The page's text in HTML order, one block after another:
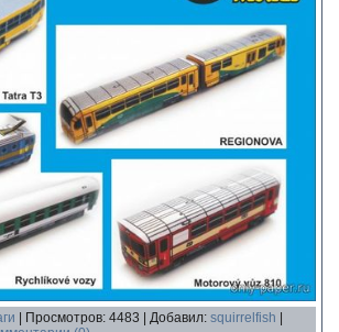
Просмотров: 4483 Добавил: squirrelfish